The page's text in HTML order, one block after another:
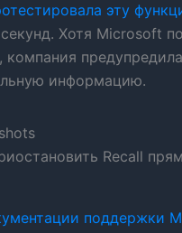
эту
Хотя Microsoft
компания
информацию.
Recall
поддержки